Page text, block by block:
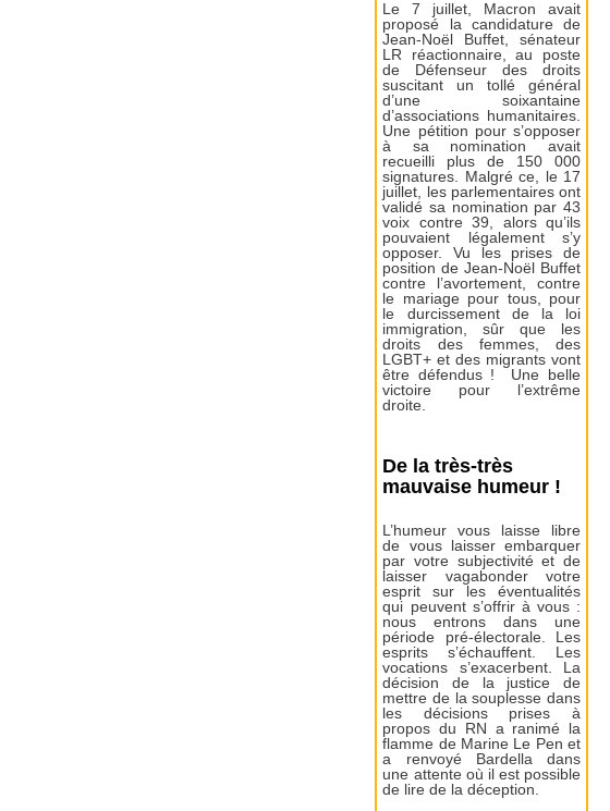
Le 7 juillet, Macron avait
proposé la candidature de
Jean-Noël Buffet, sénateur
LR réactionnaire, au poste
de Défenseur des droits
suscitant un tollé général
d’une soixantaine
d’associations humanitaires.
Une pétition pour s’opposer
à sa nomination avait
recueilli plus de 150 000
signatures. Malgré ce, le 17
juillet, les parlementaires ont
validé sa nomination par 43
voix contre 39, alors qu’ils
pouvaient légalement s’y
opposer. Vu les prises de
position de Jean-Noël Buffet
contre l’avortement, contre
le mariage pour tous, pour
le durcissement de la loi
immigration, sûr que les
droits des femmes, des
LGBT+ et des migrants vont
être défendus ! Une belle
victoire pour l’extrême
droite.
De la très-très
mauvaise humeur !
L’humeur vous laisse libre
de vous laisser embarquer
par votre subjectivité et de
laisser vagabonder votre
esprit sur les éventualités
qui peuvent s’offrir à vous :
nous entrons dans une
période pré-électorale. Les
esprits s’échauffent. Les
vocations s’exacerbent. La
décision de la justice de
mettre de la souplesse dans
les décisions prises à
propos du RN a ranimé la
flamme de Marine Le Pen et
a renvoyé Bardella dans
une attente où il est possible
de lire de la déception.